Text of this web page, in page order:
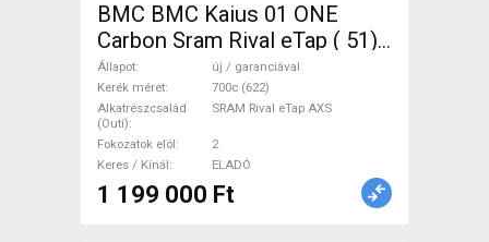
BMC BMC Kaius 01 ONE
Carbon Sram Rival eTap ( 51)
Gravel / CX SRAM Rival eTap
AXS tárcsafék új / garanciával
ELADÓ
Állapot
új / garanciával
Kerék méret
700c (622)
Alkatrészcsalád
(Outi)
SRAM Rival eTap AXS
Fokozatok elöl
2
Keres / Kínál
ELADÓ
1 199 000 Ft